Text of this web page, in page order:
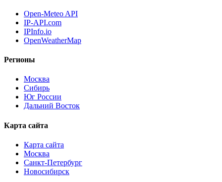
Open-Meteo API
IP-API.com
IPInfo.io
OpenWeatherMap
Регионы
Москва
Сибирь
Юг России
Дальний Восток
Карта сайта
Карта сайта
Москва
Санкт-Петербург
Новосибирск